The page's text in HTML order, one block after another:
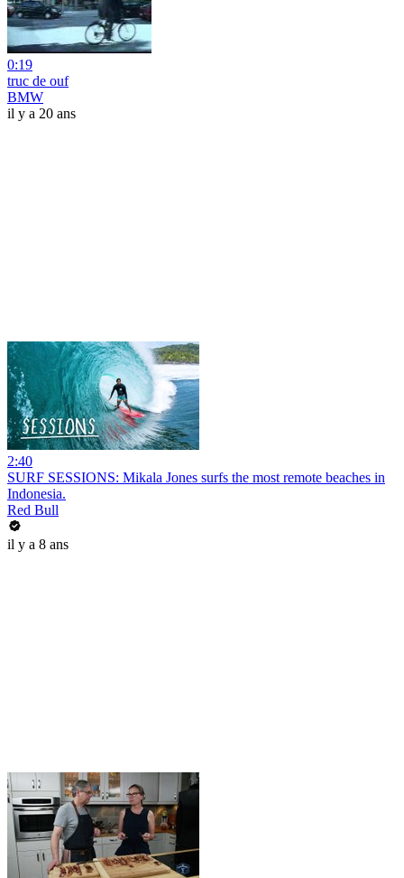
0:19
truc de ouf
BMW
il y a 20 ans
2:40
SURF SESSIONS: Mikala Jones surfs the most remote beaches in
Indonesia.
Red Bull
il y a 8 ans